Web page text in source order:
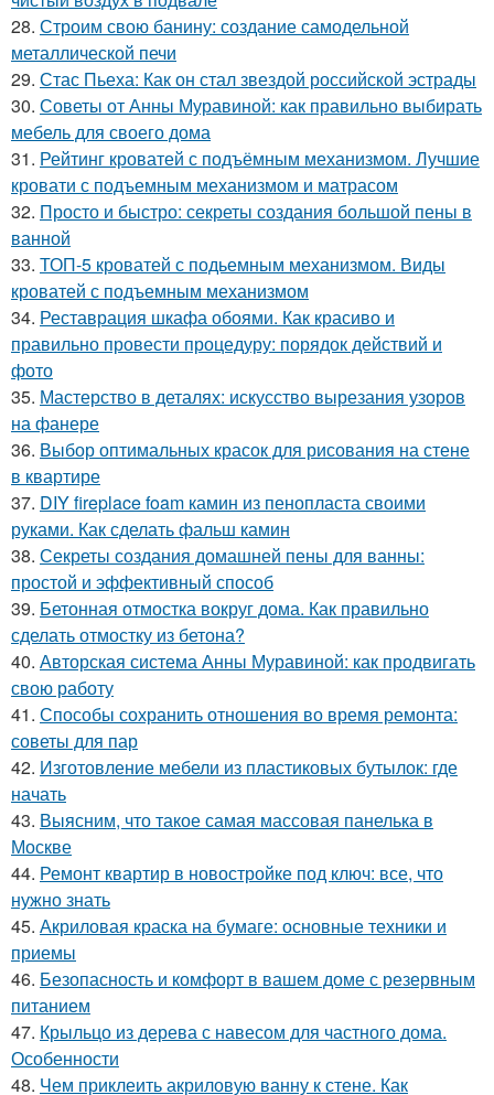
28. Строим свою банину: создание самодельной
металлической печи
29. Стас Пьеха: Как он стал звездой российской эстрады
30. Советы от Анны Муравиной: как правильно выбирать
мебель для своего дома
31. Рейтинг кроватей с подъёмным механизмом. Лучшие
кровати с подъемным механизмом и матрасом
32. Просто и быстро: секреты создания большой пены в
ванной
33. ТОП-5 кроватей с подьемным механизмом. Виды
кроватей с подъемным механизмом
34. Реставрация шкафа обоями. Как красиво и
правильно провести процедуру: порядок действий и
фото
35. Мастерство в деталях: искусство вырезания узоров
на фанере
36. Выбор оптимальных красок для рисования на стене
в квартире
37. DIY fireplace foam камин из пенопласта своими
руками. Как сделать фальш камин
38. Секреты создания домашней пены для ванны:
простой и эффективный способ
39. Бетонная отмостка вокруг дома. Как правильно
сделать отмостку из бетона?
40. Авторская система Анны Муравиной: как продвигать
свою работу
41. Способы сохранить отношения во время ремонта:
советы для пар
42. Изготовление мебели из пластиковых бутылок: где
начать
43. Выясним, что такое самая массовая панелька в
Москве
44. Ремонт квартир в новостройке под ключ: все, что
нужно знать
45. Акриловая краска на бумаге: основные техники и
приемы
46. Безопасность и комфорт в вашем доме с резервным
питанием
47. Крыльцо из дерева с навесом для частного дома.
Особенности
48. Чем приклеить акриловую ванну к стене. Как